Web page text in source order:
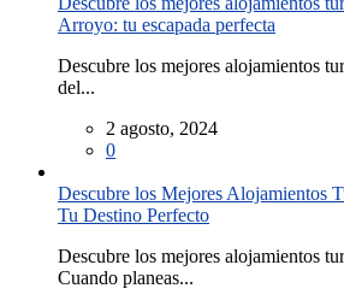
Arroyo: tu escapada perfecta
Descubre los mejores alojamientos
del...
2 agosto, 2024
0
Descubre los Mejores Alojamientos
Tu Destino Perfecto
Descubre los mejores alojamientos
Cuando planeas...